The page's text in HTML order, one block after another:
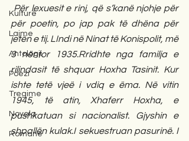
Kulturë
Lajme
Antologji
Poezi
Tregime
Novela
Romane
Për lexuesit e rinj, që s’kanë njohje për
për poetin, po jap pak të dhëna për
jetën e tij. LIndi në Ninat të Konispolit, më
3 nëntor 1935.Rridhte nga familja e
rilindasit të shquar Hoxha Tasinit. Kur
ishte tetë vjeë i vdiq e ëma. Në vitin
1945, të atin, Xhaferr Hoxha, e
pushkatuan si nacionalist. Gjyshin e
shpallën kulak.I sekuestruan pasurinë. I